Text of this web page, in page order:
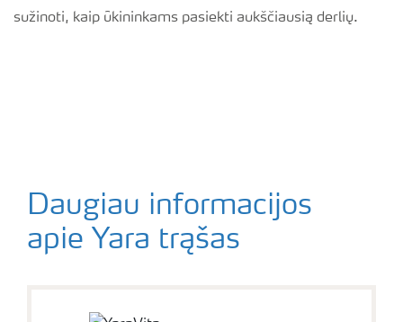
sužinoti, kaip ūkininkams pasiekti aukščiausią derlių.
Daugiau informacijos
apie Yara trąšas